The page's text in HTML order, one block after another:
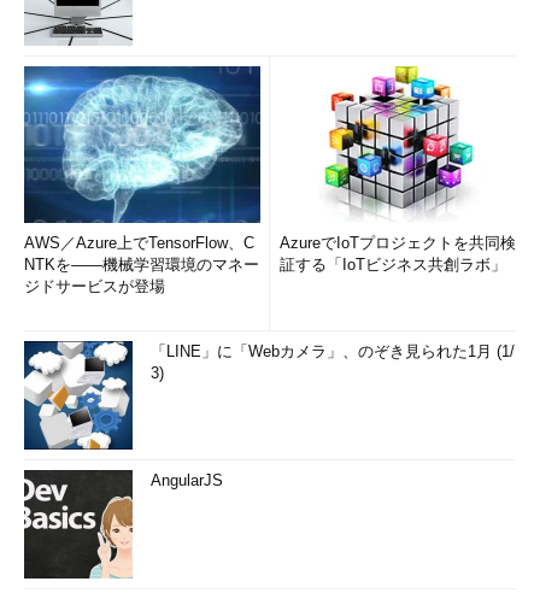
AWS／Azure上でTensorFlow、C
NTKを――機械学習環境のマネー
ジドサービスが登場
AzureでIoTプロジェクトを共同検
証する「IoTビジネス共創ラボ」
「LINE」に「Webカメラ」、のぞき見られた1月 (1/
3)
AngularJS